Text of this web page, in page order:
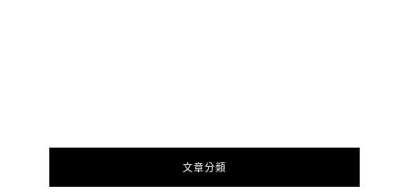
文章分類